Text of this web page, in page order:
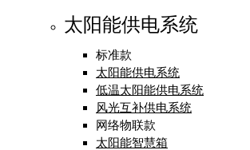
太阳能供电系统
标准款
太阳能供电系统
低温太阳能供电系统
风光互补供电系统
网络物联款
太阳能智慧箱